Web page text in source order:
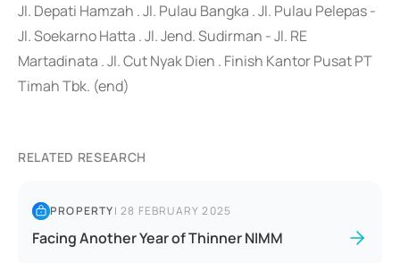
Jl. Depati Hamzah . Jl. Pulau Bangka . Jl. Pulau Pelepas -
Jl. Soekarno Hatta . Jl. Jend. Sudirman - Jl. RE
Martadinata . Jl. Cut Nyak Dien . Finish Kantor Pusat PT
Timah Tbk. (end)
RELATED RESEARCH
PROPERTY|28 FEBRUARY 2025
Facing Another Year of Thinner NIMM